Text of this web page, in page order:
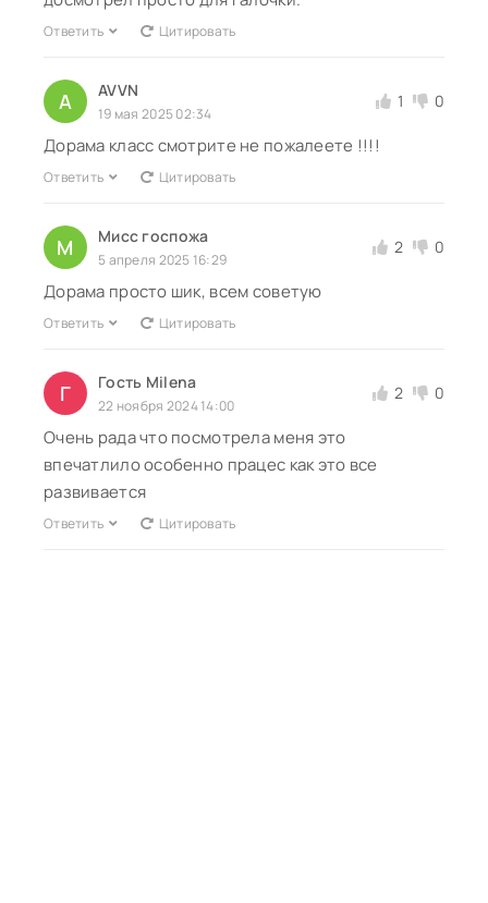
Ответить Цитировать
A AVVN
19 мая 2025 02:34
1 0
Дорама класс смотрите не пожалеете !!!!
Ответить Цитировать
М Мисс госпожа
5 апреля 2025 16:29
2 0
Дорама просто шик, всем советую
Ответить Цитировать
Г Гость Milena
22 ноября 2024 14:00
2 0
Очень рада что посмотрела меня это
впечатлило особенно працес как это все
развивается
Ответить Цитировать